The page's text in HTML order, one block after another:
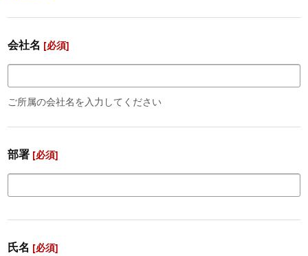
会社名 [必須]
ご所属の会社名を入力してください
部署 [必須]
氏名 [必須]